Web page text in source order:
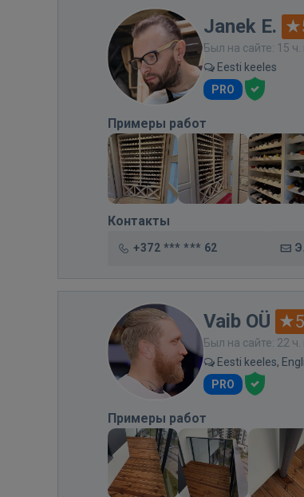
Janek E.
Был на сайте: 15 ч.
Eesti keeles
PRO
Примеры работ
Контакты
+372 *** *** 62
Vaib OÜ
Был на сайте: 22 ч.
Eesti keeles,
PRO
Примеры работ